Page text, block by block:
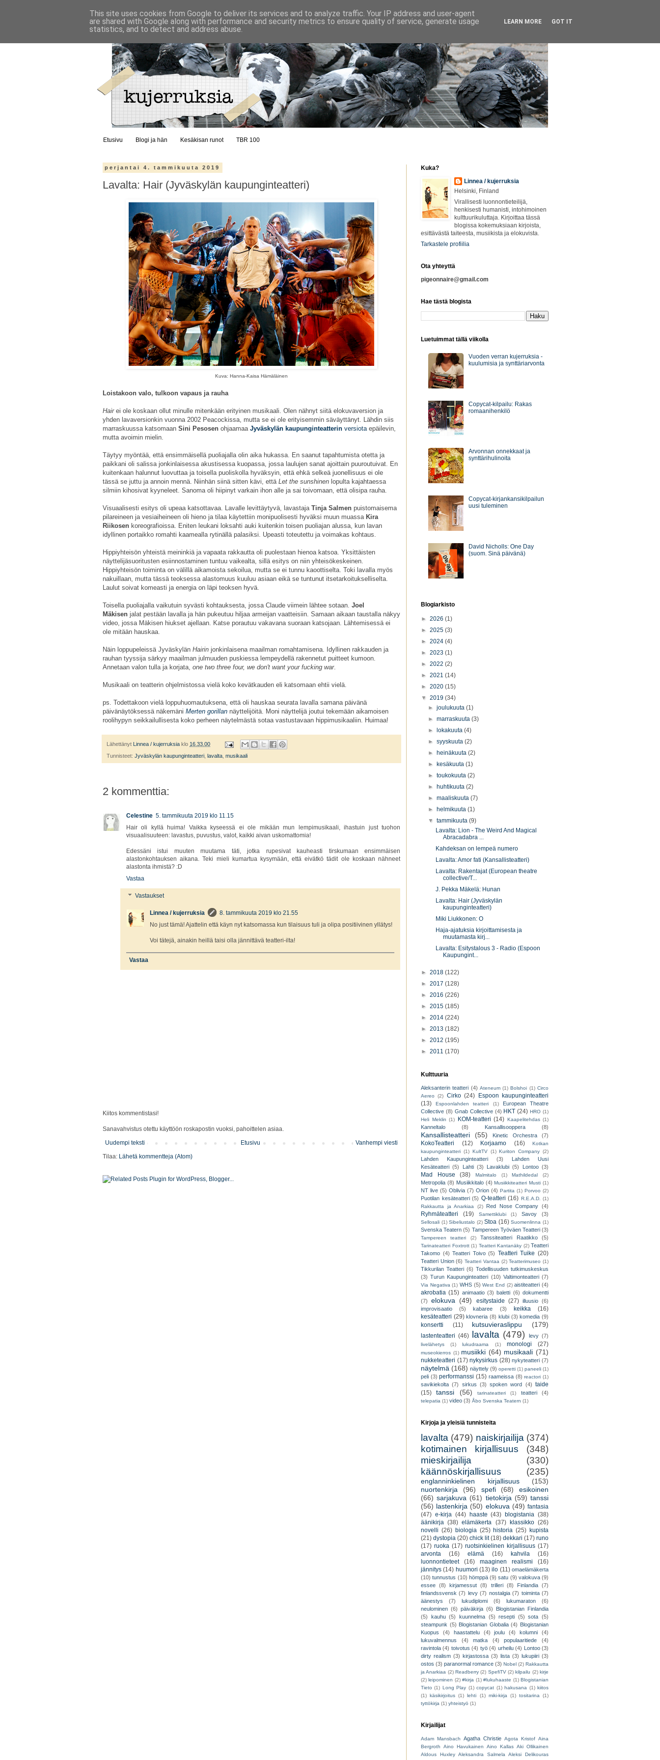
Etusivu Blogi ja hän Kesäkisan runot TBR 100
perjantai 4. tammikuuta 2019
Lavalta: Hair (Jyväskylän kaupunginteatteri)
Kuva: Hanna-Kaisa Hämäläinen
Loistakoon valo, tulkoon vapaus ja rauha
Hairei ole koskaan ollut minulle mitenkään erityinen musikaali. Olen nähnyt siitä elokuvaversion ja
yhden lavaversionkin vuonna 2002 Peacockissa, mutta se ei ole erityisemmin säväyttänyt. Lähdin siis
marraskuussa katsomaan Sini Pesosen ohjaamaa Jyväskylän kaupunginteatterin versiotaepäilevin,
mutta avoimin mielin.
Täytyy myöntää, että ensimmäisellä puoliajalla olin aika hukassa. En saanut tapahtumista otetta ja
paikkani oli salissa jonkinlaisessa akustisessa kuopassa, jossa laulujen sanat ajoittain puuroutuivat. En
kuitenkaan halunnut luovuttaa ja toisella puoliskolla hyväksyin, että ehkä selkeä juonellisuus ei ole
tässä se juttu ja annoin mennä. Niinhän siinä sitten kävi, että Let the sunshinen lopulta kajahtaessa
silmiin kihosivat kyyneleet. Sanoma oli hiipinyt varkain ihon alle ja sai toivomaan, että olisipa rauha.
Visuaalisesti esitys oli upeaa katsottavaa. Lavalle levittäytyvä, lavastaja Tinja Salmen puistomaisema
pilareineen ja vesiaiheineen oli hieno ja tilaa käytettiin monipuolisesti hyväksi muun muassa Kira
Riikosen koreografioissa. Eniten leukani loksahti auki kuitenkin toisen puoliajan alussa, kun lavan
idyllinen portaikko romahti kaamealla rytinällä palasiksi. Upeasti toteutettu ja voimakas kohtaus.
Hippiyhteisön yhteistä meininkiä ja vapaata rakkautta oli puolestaan hienoa katsoa. Yksittäisten
näyttelijäsuoritusten esiinnostaminen tuntuu vaikealta, sillä esitys on niin yhteisökeskeinen.
Hippiyhteisön toiminta on välillä aikamoista sekoilua, mutta se ei tunnu kaoottiselta. Toki lavalla myös
nakuillaan, mutta tässä teoksessa alastomuus kuuluu asiaan eikä se tuntunut itsetarkoitukselliselta.
Laulut soivat komeasti ja energia on läpi teoksen hyvä.
Toisella puoliajalla vaikutuin syvästi kohtauksesta, jossa Claude viimein lähtee sotaan. Joel
Mäkisen jalat pestään lavalla ja hän pukeutuu hiljaa armeijan vaatteisiin. Samaan aikaan taustalla näkyy
video, jossa Mäkisen hiukset ajellaan. Katse porautuu vakavana suoraan katsojaan. Lähtemisessä ei
ole mitään hauskaa.
Näin loppupeleissä Jyväskylän Hairin jonkinlaisena maailman romahtamisena. Idyllinen rakkauden ja
rauhan tyyssija särkyy maailman julmuuden puskiessa lempeydellä rakennetut puitteet kumoon.
Annetaan valon tulla ja korjata, one two three four, we don't want your fucking war.
Musikaali on teatterin ohjelmistossa vielä koko kevätkauden eli katsomaan ehtii vielä.
ps. Todettakoon vielä loppuhuomautuksena, että oli hauskaa seurata lavalla samana päivänä
päivänäytöksessä näkemäni Merten gorillan näyttelijöitä. Moni näyttelijä joutui tekemään aikamoisen
roolihypyn seikkailullisesta koko perheen näytelmästä sotaa vastustavaan hippimusikaaliin. Huimaa!
Lähettänyt Linnea / kujerruksia klo 16.33.00
Tunnisteet: Jyväskylän kaupunginteatteri, lavalta, musikaali
2 kommenttia:
Celestine 5. tammikuuta 2019 klo 11.15
Hair oli kyllä huima! Vaikka kyseessä ei ole mikään mun lempimusikaali, ihastuin just tuohon
visuaalisuuteen: lavastus, puvustus, valot, kaikki aivan uskomattomia!
Edessäni istui muuten muutama täti, jotka rupesivat kauheasti tirskumaan ensimmäisen
alastonkohtauksen aikana. Teki mieli kumartua kysymään, että eivätkö tädit ole koskaan nähneet
alastonta ihmistä? :D
Vastaa
Vastaukset
Linnea / kujerruksia
8. tammikuuta 2019 klo 21.55
No just tämä! Ajattelin että käyn nyt katsomassa kun tilaisuus tuli ja olipa positiivinen yllätys!
Voi tätejä, ainakin heillä taisi olla jännittävä teatteri-ilta!
Vastaa
Kiitos kommentistasi!
Sanavahvistus otettu käyttöön roskapostin vuoksi, pahoittelen asiaa.
Uudempi teksti
Vanhempi viesti
Etusivu
Tilaa: Lähetä kommentteja (Atom)
Kuka?
Linnea / kujerruksia
Helsinki, Finland
Virallisesti luonnontieteilijä,
henkisesti humanisti, intohimoinen
kulttuurikuluttaja. Kirjoittaa tässä
blogissa kokemuksiaan kirjoista,
esittävästä taiteesta, musiikista ja elokuvista.
Tarkastele profiilia
Ota yhteyttä
pigeonnaire@gmail.com
Hae tästä blogista
Luetuimmat tällä viikolla
Vuoden verran kujerruksia -
kuulumisia ja synttäriarvonta
Copycat-kilpailu: Rakas
romaanihenkilö
Arvonnan onnekkaat ja
synttärihulinoita
Copycat-kirjankansikilpailun
uusi tuleminen
David Nicholls: One Day
(suom. Sinä päivänä)
Blogiarkisto
► 2026 (1)
► 2025 (3)
► 2024 (4)
► 2023 (1)
► 2022 (2)
► 2021 (14)
► 2020 (15)
▼ 2019 (34)
►joulukuuta(1)
►marraskuuta(3)
►
lokakuuta(4)
►syyskuuta(2)
► heinäkuuta(2)
►
kesäkuuta(1)
►toukokuuta(2)
► huhtikuuta(2)
►maaliskuuta(7)
► helmikuuta(1)
▼tammikuuta(9)
Lavalta: Lion - The Weird And Magical
Abracadabra ...
Kahdeksan on lempeä numero
Lavalta: Amor fati (Kansallisteatteri)
Lavalta: Rakentajat (European theatre
collective/T...
J. Pekka Mäkelä: Hunan
Lavalta: Hair (Jyväskylän
kaupunginteatteri)
Miki Liukkonen: O
Haja-ajatuksia kirjoittamisesta ja
muutamasta kirj...
Lavalta: Esitystalous 3 - Radio (Espoon
Kaupungint...
► 2018 (122)
► 2017 (128)
► 2016 (226)
► 2015 (185)
► 2014 (224)
► 2013 (182)
► 2012 (195)
► 2011 (170)
Kulttuuria
Aleksanterin teatteri (4) Ateneum (1) Bolshoi (1) Circo
Aereo
(2) Cirko (24)
Espoon kaupunginteatteri
(13)
Espoonlahden teatteri (1)
European Theatre
Collective (8) Gnab Collective (4) HKT (24) HRO (1)
Heli Meklin (1) KOM-teatteri (14) Kaapelitehdas (1)
Kanneltalo (8) Kansallisooppera (8)
Kansallisteatteri (55) Kinetic Orchestra (7)
KokoTeatteri (12) Korjaamo (16)
Kotkan
kaupunginteatteri (1) KultTV (1) Kuriton Company (2)
Lahden Kaupunginteatteri (3)
Lahden Uusi
Kesäteatteri (5) Lahti (3) Lavaklubi (5) Lontoo (3)
Mad House (38) Malmitalo (1) Mathildedal (2)
Metropolia (8) Musiikkitalo (4) Musiikkiteatteri Musti (1)
NT live (5) Oblivia (7) Orion (4) Partita (1) Porvoo (2)
Puotilan kesäteatteri (5) Q-teatteri (16) R.E.A.D. (1)
Rakkautta ja Anarkiaa
(2) Red Nose Company (4)
Ryhmäteatteri (19) Samettiklubi (1) Savoy (3)
Sellosali (1) Sibeliustalo (2) Stoa (16) Suomenlinna (1)
Svenska Teatern (5) Tampereen Työväen Teatteri (3)
Tampereen teatteri (2) Tanssiteatteri Raatikko (5)
Tarinateatteri Foxtrott (1) Teatteri Kantanäky (2) Teatteri
Takomo (4) Teatteri Toivo (5) Teatteri Tuike (20)
Teatteri Union (6) Teatteri Vantaa (2) Teatterimuseo (1)
Tikkurilan Teatteri (6) Todellisuuden tutkimuskeskus
(3) Turun Kaupunginteatteri (10) Valtimonteatteri (7)
Via Negativa (1) WHS (5) West End (2) aistiteatteri (4)
akrobatia (15) animaatio (3) baletti (6) dokumentti
(7)
elokuva (49) esitystaide (27) illuusio (6)
improvisaatio
(5) kabaree (3) keikka
(16)
kesäteatteri (29) klovneria (8) klubi (3) komedia (9)
konsertti (11) kutsuvieraslippu (179)
lastenteatteri (46) lavalta (479) levy (7)
livelähetys (1) lukudraama (1) monologi (27)
museokierros (1) musiikki (64) musikaali (71)
nukketeatteri (17) nykysirkus (28) nykyteatteri (7)
näytelmä (168) näyttely (9) operetti (1) paneeli (1)
peli (3) performanssi (15) raameissa (8) reactori (1)
savikiekolta (7) sirkus (3) spoken word (4) taide
(15)
tanssi (56) tarinateatteri (1) teatteri (4)
telepatia (1) video (3) Åbo Svenska Teatern (1)
Kirjoja ja yleisiä tunnisteita
lavalta (479) naiskirjailija (374)
kotimainen kirjallisuus
(348)
mieskirjailija
(330)
käännöskirjallisuus
(235)
englanninkielinen kirjallisuus
(153)
nuortenkirja
(96) spefi (68)
esikoinen
(66) sarjakuva (61) tietokirja (59) tanssi
(56) lastenkirja (50) elokuva (49) fantasia
(47) e-kirja (44) haaste (43) blogistania (38)
äänikirja (38) elämäkerta (37) klassikko (26)
novelli (26) biologia (25) historia (25) kupista
(21) dystopia (20) chick lit (18) dekkari (17) runo
(17) ruoka (17) ruotsinkielinen kirjallisuus (17)
arvonta
(16) elämä (16) kahvila
(16)
luonnontieteet
(16) maaginen realismi
(16)
jännitys (14) huumori (13) ilo (11) omaelämäkerta
(10) tunnustus (10) hömppä (9) satu (9) valokuva (9)
essee (8) kirjamessut (8) trilleri (8) Finlandia (7)
finlandssvensk (7) levy (7) nostalgia (7) toiminta (7)
äänestys
(7) lukudiplomi (6) lukumaraton
(6)
neulominen (6) päiväkirja (6)
Blogistanian Finlandia
(5)
kauhu (5) kuunnelma (5) resepti (5) sota (5)
steampunk (5) Blogistanian Globalia (4)
Blogistanian
Kuopus
(4) haastattelu (4) joulu (4) kolumni
(4)
lukuvalmennus
(4) matka (4) populaaritiede
(4)
ravintola (4) toivotus (4) työ (4) urheilu (4) Lontoo (3)
dirty realism (3) kirjastossa (3) lista (3) lukupiiri (3)
ostos (3) paranormal romance (3) Nobel (2) Rakkautta
ja Anarkiaa (2) Readberry (2) SpefiTV (2) kilpailu (2) kirje
(2) leipominen (2) #kirja (1) #lukuhaaste (1) Blogistanian
Tieto (1) Long Play (1) copycat (1) hakusana (1) kiitos
(1) käsikirjoitus (1) lehti (1) miki-kirja (1) tositarina (1)
tyttökirja (1) yhteistyö (1)
Kirjailijat
Adam Mansbach Agatha Christie Agota Kristof Aina
Bergroth
Aino Havukainen Aino Kallas Aki Ollikainen
Aldous Huxley
Aleksandra Salmela
Aleksi Delikouras
This site uses cookies from Google to deliver its services and to analyze traffic. Your IP address and user-agent
are shared with Google along with performance and security metrics to ensure quality of service, generate usage
statistics, and to detect and address abuse.
LEARN MORE GOT IT